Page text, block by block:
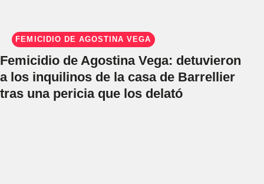
FEMICIDIO DE AGOSTINA VEGA
Femicidio de Agostina Vega: detuvieron
a los inquilinos de la casa de Barrellier
tras una pericia que los delató